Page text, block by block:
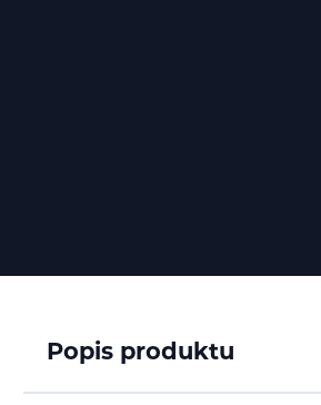
Popis produktu